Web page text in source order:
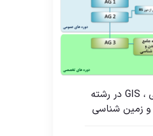
دوره آموزشی ، GIS در رشته
زمین شناسی